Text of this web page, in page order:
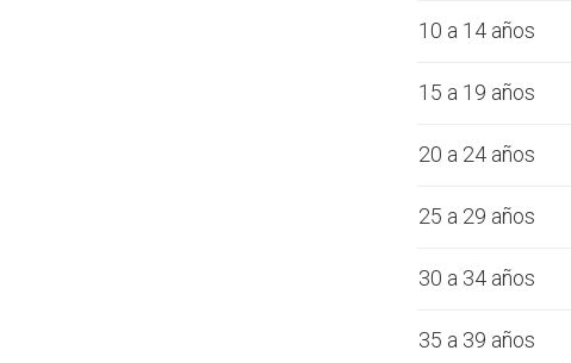
10 a 14 años
15 a 19 años
20 a 24 años
25 a 29 años
30 a 34 años
35 a 39 años